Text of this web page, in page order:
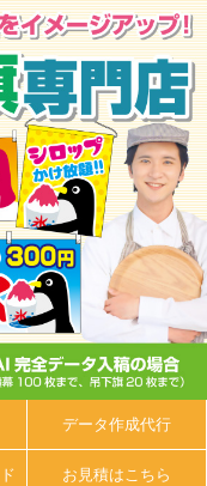
データ作成代行
お見積はこちら